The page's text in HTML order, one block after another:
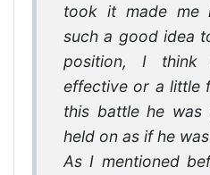
took it made me
such a good idea
position, I
effective or a little
this battle he was
held on as if he
As I mentioned